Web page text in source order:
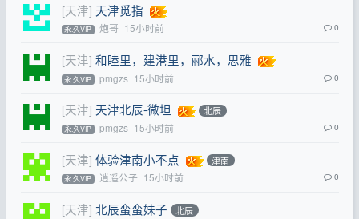
[天津] 天津觅指
永.久VIP 炮哥 15小时前 0
[天津] 和睦里，建港里，郦水，思雅
永.久VIP pmgzs 15小时前 0
[天津] 天津北辰-微坦 北辰
永.久VIP pmgzs 15小时前 0
[天津] 体验津南小不点 津南
永.久VIP 逍遥公子 15小时前 0
[天津] 北辰蛮蛮妹子 北辰